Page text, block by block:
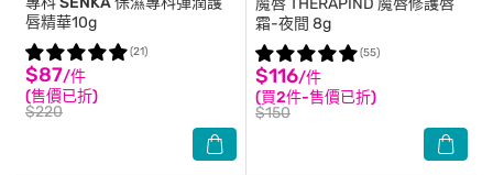
唇精華10g
$87/件
(售價已折)
$220
(21)
魔唇THERAPIND 魔唇修護唇
霜-夜間 8g
$116/件
(買2件-售價已折)
$150
(55)